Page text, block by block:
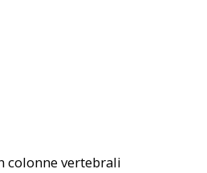
colonne vertebrali